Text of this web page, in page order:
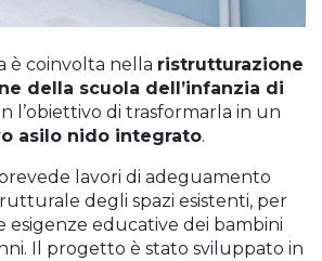
è coinvolta nella ristrutturazione
della scuola dell’infanzia di
l’obiettivo di trasformarla in un
asilo nido integrato.
lavori di adeguamento
degli spazi esistenti, per
esigenze educative dei bambini
Il progetto è stato sviluppato in